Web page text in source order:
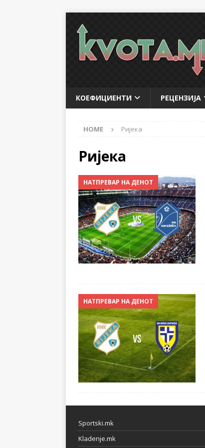
КОЕФИЦИЕНТИ РЕЦЕНЗИЈА
HOME Ријека
Ријека
НАТПРЕВАР НА ДЕНОТ
НАТПРЕВАР НА ДЕНОТ
Sportski.mk
Kladenje.mk